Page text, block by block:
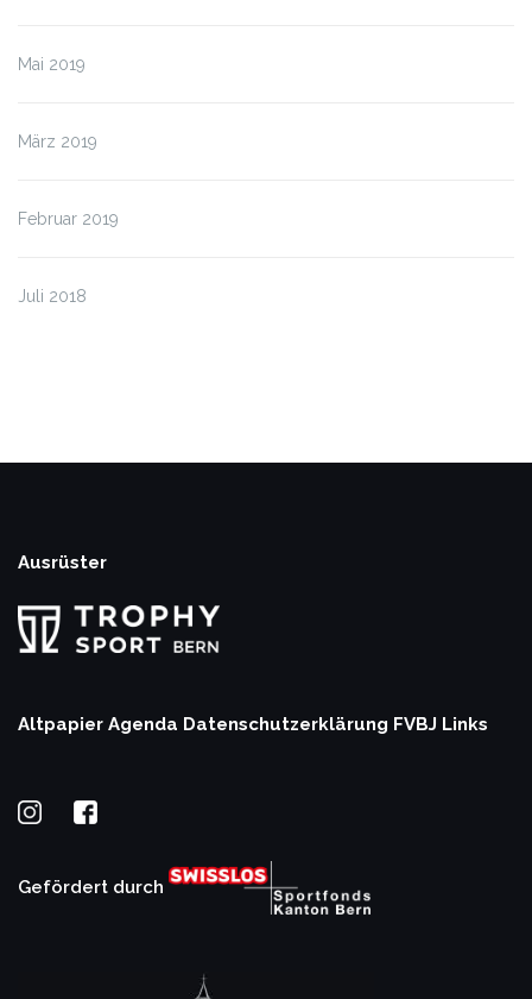
Mai 2019
März 2019
Februar 2019
Juli 2018
Ausrüster
Altpapier Agenda Datenschutzerklärung FVBJ Links
Gefördert durch